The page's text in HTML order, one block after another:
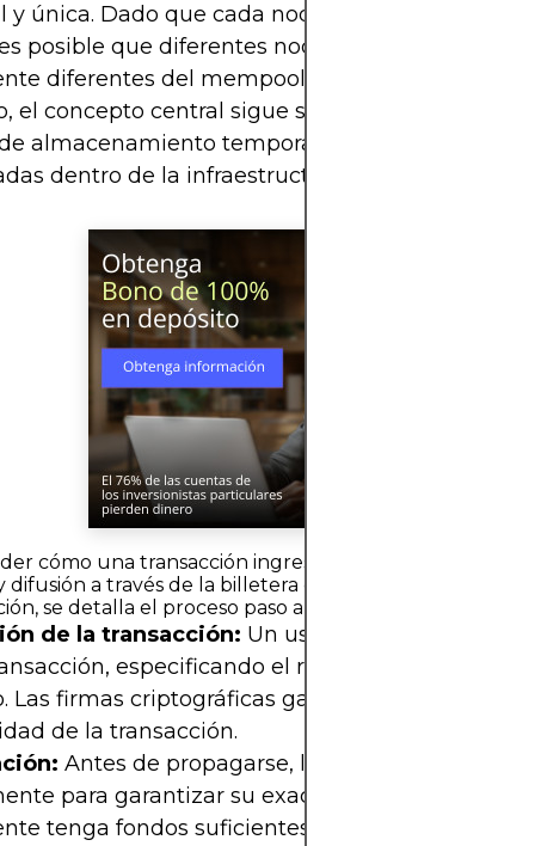
y única. Dado que cada nodo mantiene su
posible que diferentes nodos tengan visiones
diferentes del mempool en cualquier
el concepto central sigue siendo el mismo: es
almacenamiento temporal para transacciones
dentro de la infraestructura de la cadena de
cómo una transacción ingresa al mempool
difusión a través de la billetera o aplicación del usuario.
se detalla el proceso paso a paso:
de la transacción: Un usuario o aplicación
especificando el remitente, el
Las firmas criptográficas garantizan la
de la transacción.
Antes de propagarse, la transacción se
para garantizar su exactitud, lo que
tenga fondos suficientes y que el formato sea